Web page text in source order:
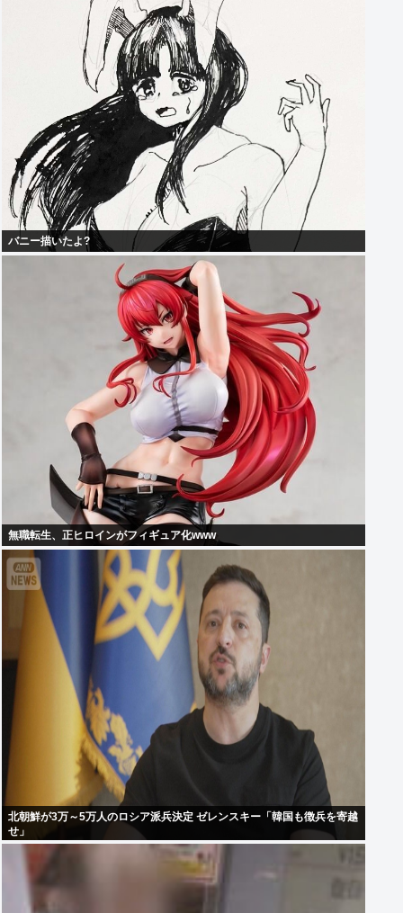
バニー描いたよ?
無職転生、正ヒロインがフィギュア化www
北朝鮮が3万～5万人のロシア派兵決定 ゼレンスキー「韓国も徴兵を寄越
せ」